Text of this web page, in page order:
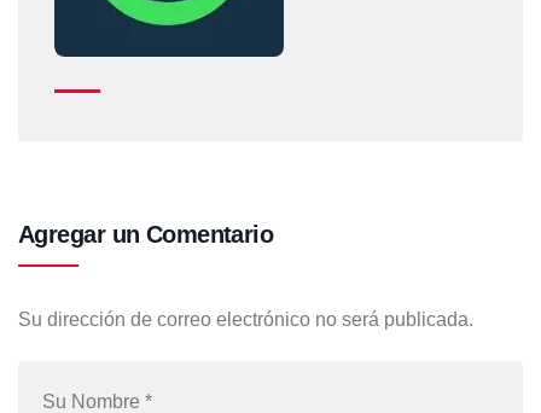
Agregar un Comentario
Su dirección de correo electrónico no será publicada.